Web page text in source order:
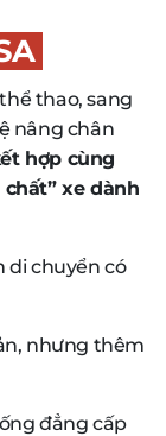
thao, sang
nâng chân
hợp cùng
xe dành
di chuyển có
nhưng thêm
đẳng cấp